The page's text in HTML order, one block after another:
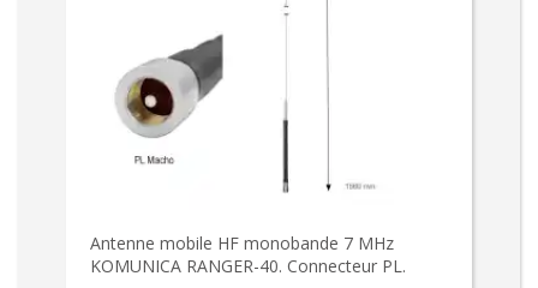
Antenne mobile HF monobande 7 MHz
KOMUNICA RANGER-40. Connecteur PL.